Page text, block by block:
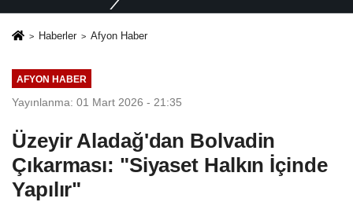
Haberler Afyon Haber
AFYON HABER
Yayınlanma: 01 Mart 2026 - 21:35
Üzeyir Aladağ'dan Bolvadin
Çıkarması: "Siyaset Halkın İçinde
Yapılır"